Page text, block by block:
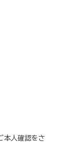
本人確認をさ